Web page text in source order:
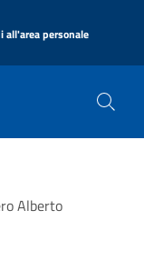
all'area personale
Alberto